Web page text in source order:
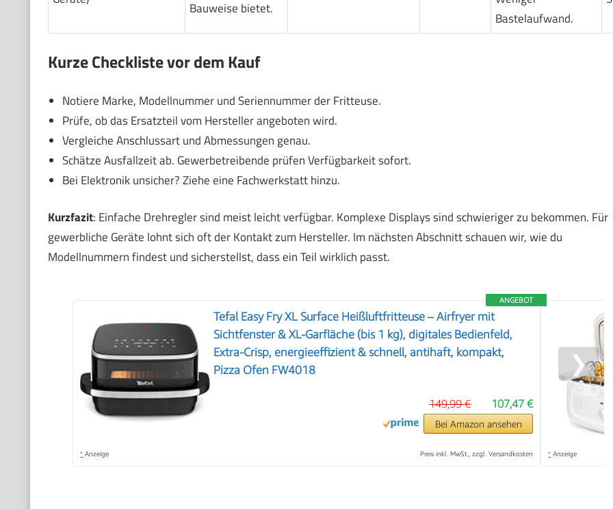
Bauweise bietet.
Bastelaufwand.
Kurze Checkliste vor dem Kauf
Notiere Marke, Modellnummer und Seriennummer der Fritteuse.
Prüfe, ob das Ersatzteil vom Hersteller angeboten wird.
Vergleiche Anschlussart und Abmessungen genau.
Schätze Ausfallzeit ab. Gewerbetreibende prüfen Verfügbarkeit sofort.
Bei Elektronik unsicher? Ziehe eine Fachwerkstatt hinzu.
Kurzfazit: Einfache Drehregler sind meist leicht verfügbar. Komplexe Displays sind schwieriger zu bekommen. Für
gewerbliche Geräte lohnt sich oft der Kontakt zum Hersteller. Im nächsten Abschnitt schauen wir, wie du
Modellnummern findest und sicherstellst, dass ein Teil wirklich passt.
ANGEBOT
Tefal Easy Fry XL Surface Heißluftfritteuse – Airfryer mit
Sichtfenster & XL-Garfläche (bis 1 kg), digitales Bedienfeld,
Extra-Crisp, energieeffizient & schnell, antihaft, kompakt,
Pizza Ofen FW4018
107,47 €
149,99 €
Bei Amazon ansehen
* Anzeige Preis inkl. MwSt., zzgl. Versandkosten * Anzeige
❯